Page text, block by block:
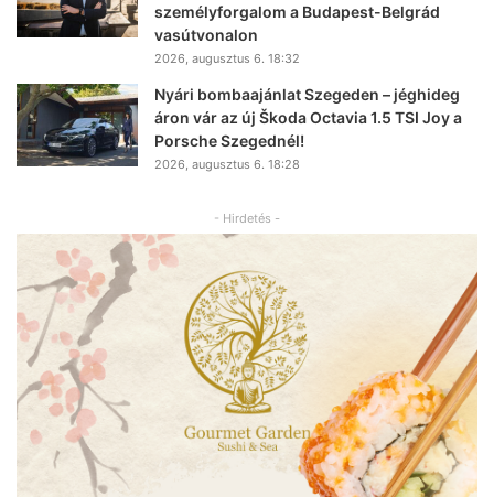
személyforgalom a Budapest-Belgrád
vasútvonalon
2026, augusztus 6. 18:32
Nyári bombaajánlat Szegeden – jéghideg
áron vár az új Škoda Octavia 1.5 TSI Joy a
Porsche Szegednél!
2026, augusztus 6. 18:28
- Hirdetés -